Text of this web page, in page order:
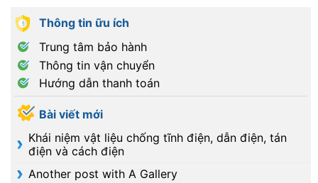
Thông tin ữu ích
Trung tâm bảo hành
Thông tin vận chuyển
Hướng dẫn thanh toán
Bài viết mới
Khái niệm vật liệu chống tĩnh điện, dẫn điện, tán
điện và cách điện
Another post with A Gallery